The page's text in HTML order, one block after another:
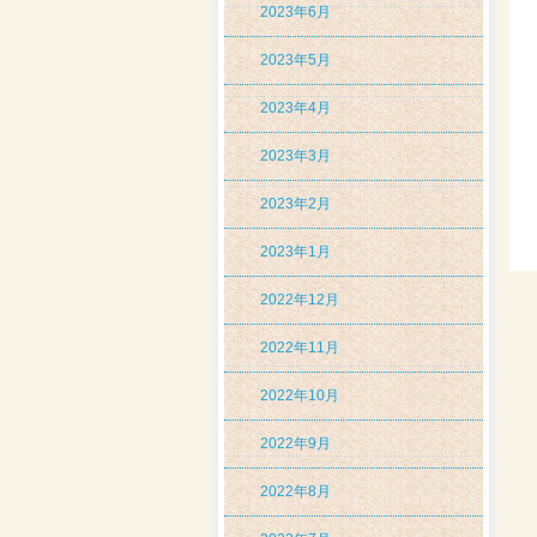
2023年6月
2023年5月
2023年4月
2023年3月
2023年2月
2023年1月
2022年12月
2022年11月
2022年10月
2022年9月
2022年8月